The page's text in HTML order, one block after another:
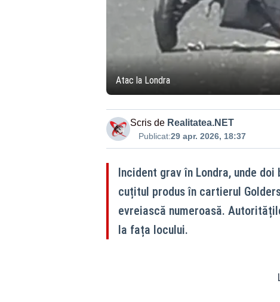
Atac la Londra
Scris de Realitatea.NET
Publicat:29 apr. 2026, 18:37
Incident grav în Londra, unde
cuțitul produs în cartierul
evreiască numeroasă.
la fața locului.